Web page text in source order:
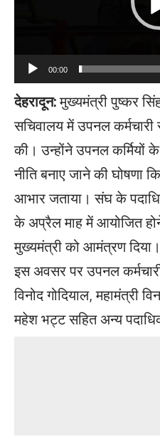
00:00
देहरादून:मुख्यमंत्री पुष्कर
सचिवालय में उपनल
की। उन्होंने उपनल कर्मियों
नीति बनाए जाने की घोषणा
आभार जताया। संघ के
के अप्रैल माह में आयोजित
मुख्यमंत्री को आमंत्रण दिया।
इस अवसर पर उपनल
विनोद गोदियाल, महामंत्री
महेश भट्ट सहित अन्य